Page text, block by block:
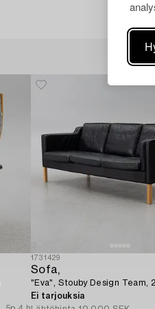
1731429
Sofa,
"Eva", Stouby Design Team,
Ei tarjouksia